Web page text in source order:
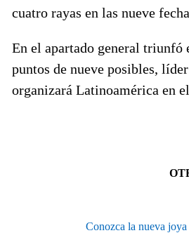
cuatro rayas en las nueve
En el apartado general triunfó
puntos de nueve posibles,
organizará Latinoamérica en
Conozca la nueva